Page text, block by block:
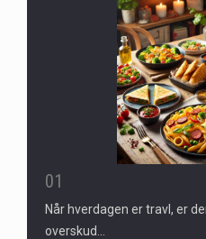
01
Når hverdagen er travl, er
overskud…